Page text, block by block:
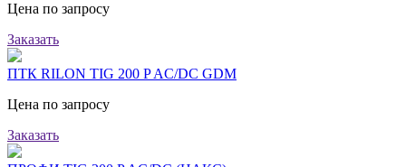
Цена по запросу
Заказать
ПТК RILON TIG 200 P AC/DC GDM
Цена по запросу
Заказать